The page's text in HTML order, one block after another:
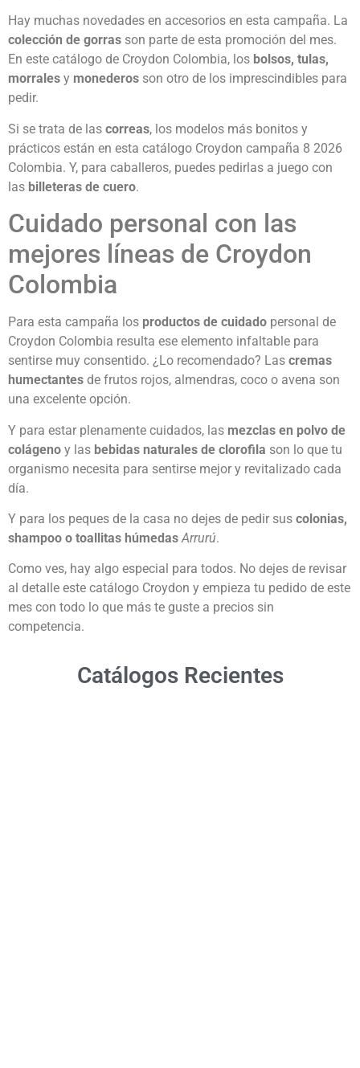
Hay muchas novedades en accesorios en esta campaña. La
colección de gorras son parte de esta promoción del mes.
En este catálogo de Croydon Colombia, los bolsos, tulas,
morrales y monederos son otro de los imprescindibles para
pedir.
Si se trata de las correas, los modelos más bonitos y
prácticos están en esta catálogo Croydon campaña 8 2026
Colombia. Y, para caballeros, puedes pedirlas a juego con
las billeteras de cuero.
Cuidado personal con las
mejores líneas de Croydon
Colombia
Para esta campaña los productos de cuidado personal de
Croydon Colombia resulta ese elemento infaltable para
sentirse muy consentido. ¿Lo recomendado? Las cremas
humectantes de frutos rojos, almendras, coco o avena son
una excelente opción.
Y para estar plenamente cuidados, las mezclas en polvo de
colágeno y las bebidas naturales de clorofila son lo que tu
organismo necesita para sentirse mejor y revitalizado cada
día.
Y para los peques de la casa no dejes de pedir sus colonias,
shampoo o toallitas húmedas Arrurú.
Como ves, hay algo especial para todos. No dejes de revisar
al detalle este catálogo Croydon y empieza tu pedido de este
mes con todo lo que más te guste a precios sin
competencia.
Catálogos Recientes